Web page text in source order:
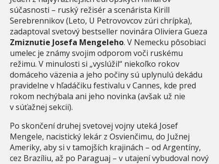
súčasnosti – ruský režisér a scenárista Kirill
Serebrennikov (Leto, U Petrovovcov zúri chrípka),
zadaptoval svetový bestseller novinára Oliviera Gueza
Zmiznutie Josefa Mengeleho. V Nemecku pôsobiaci
umelec je známy svojim odporom voči ruskému
režimu. V minulosti si „vyslúžil“ niekoľko rokov
domáceho väzenia a jeho počiny sú uplynulú dekádu
pravidelne v hľadáčiku festivalu v Cannes, kde pred
rokom nechýbala ani jeho novinka (avšak už nie
v súťažnej sekcii).
Po skončení druhej svetovej vojny uteká Josef
Mengele, nacistický lekár z Osvienčimu, do Južnej
Ameriky, aby si v tamojších krajinách – od Argentíny,
cez Brazíliu, až po Paraguaj – v utajení vybudoval nový